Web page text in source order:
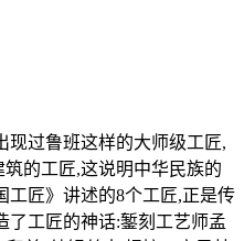
现过鲁班这样的大师级工匠,
的工匠,这说明中华民族的
工匠》讲述的8个工匠,正是传
了工匠的神话:錾刻工艺师孟